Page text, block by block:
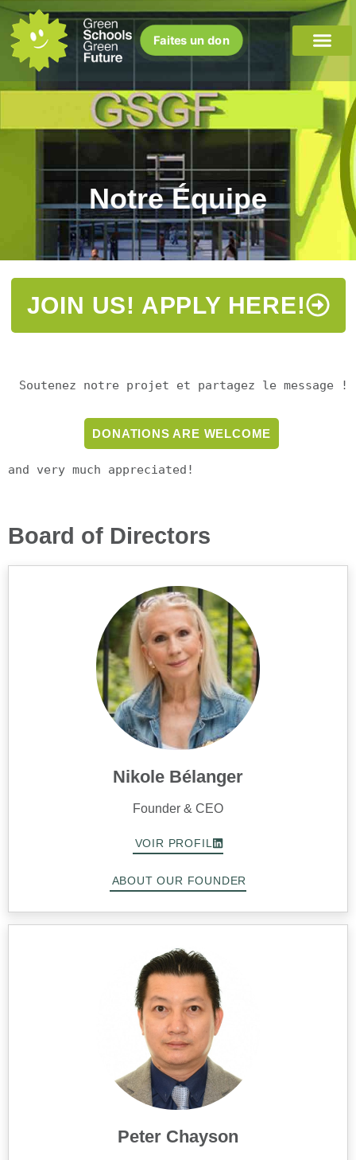
Faites un don
Notre Équipe
JOIN US! APPLY HERE!
Soutenez notre projet et partagez le message !
DONATIONS ARE WELCOME
and very much appreciated!
Board of Directors
Nikole Bélanger
Founder & CEO
VOIR PROFIL
ABOUT OUR FOUNDER
Peter Chayson